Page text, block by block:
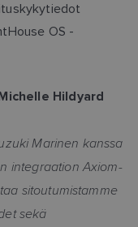
OS -
Hildyard
Marinen kanssa
integraation Axiom-
sitoutumistamme
sekä